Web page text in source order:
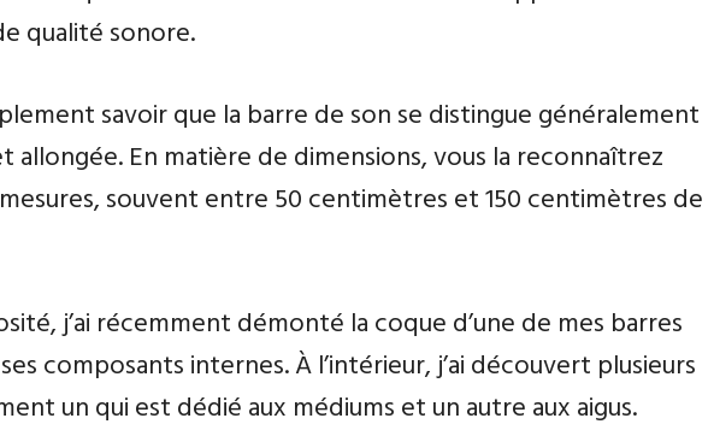
qualité sonore.
savoir que la barre de son se distingue généralement
allongée. En matière de dimensions, vous la reconnaîtrez
souvent entre 50 centimètres et 150 centimètres de
j’ai récemment démonté la coque d’une de mes barres
composants internes. À l’intérieur, j’ai découvert plusieurs
un qui est dédié aux médiums et un autre aux aigus.